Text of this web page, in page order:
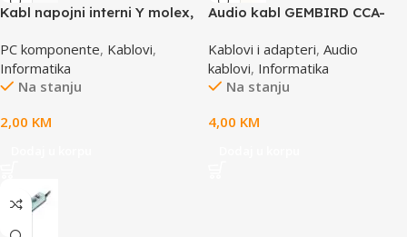
Kabl napojni interni Y molex,
4pin 1x female to 2x male
PC komponente, Kablovi,
Informatika
Na stanju
2,00 KM
Audio kabl GEMBIRD CCA-
phono, 1,5m
Kablovi i adapteri, Audio
kablovi, Informatika
Na stanju
4,00 KM